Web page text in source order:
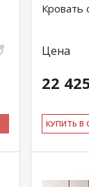
Кровать
Цена
22
КУ­ПИТЬ В